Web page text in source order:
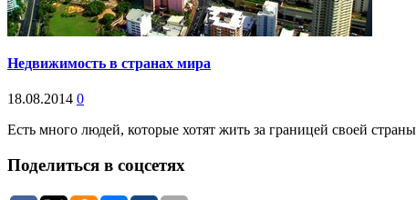
Недвижимость в странах мира
18.08.2014 0
Есть много людей, которые хотят жить за границей своей
Поделиться в соцсетях